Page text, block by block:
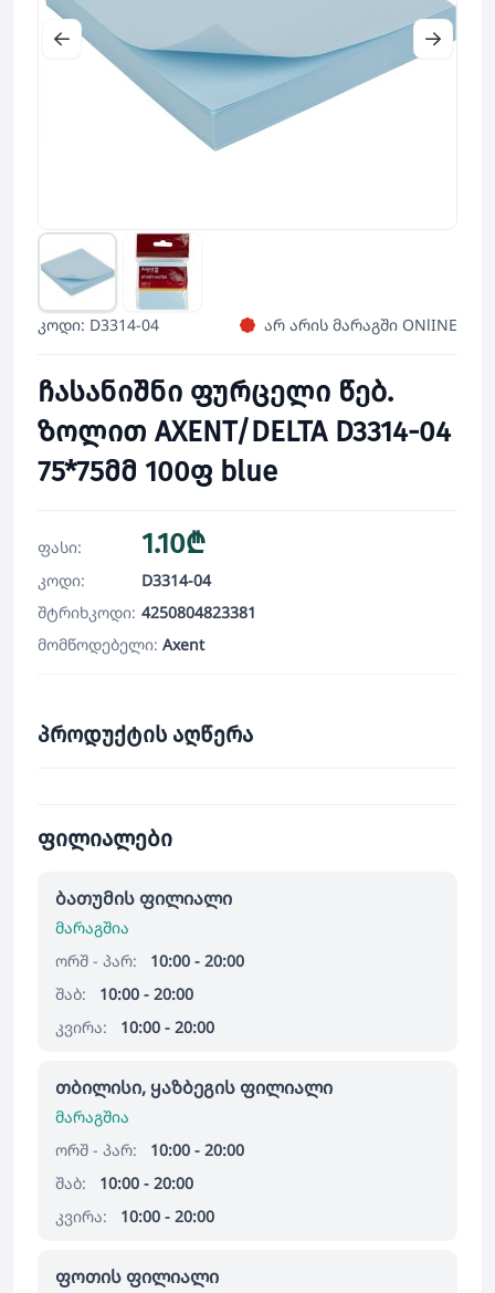
კოდი: D3314-04 არ არის მარაგში ONlINE
ჩასანიშნი ფურცელი წებ.
ზოლით AXENT/DELTA D3314-04
75*75მმ 100ფ blue
ფასი: 1.10₾
კოდი:
D3314-04
შტრიხკოდი: 4250804823381
მომწოდებელი: Axent
პროდუქტის აღწერა
ფილიალები
ბათუმის ფილიალი
მარაგშია
ორშ - პარ:
10:00 - 20:00
შაბ:
10:00 - 20:00
კვირა:
10:00 - 20:00
თბილისი, ყაზბეგის ფილიალი
მარაგშია
ორშ - პარ:
10:00 - 20:00
შაბ:
10:00 - 20:00
კვირა:
10:00 - 20:00
ფოთის ფილიალი